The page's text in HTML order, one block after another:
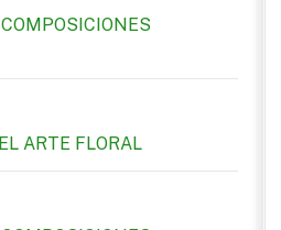
ARTE FLORAL